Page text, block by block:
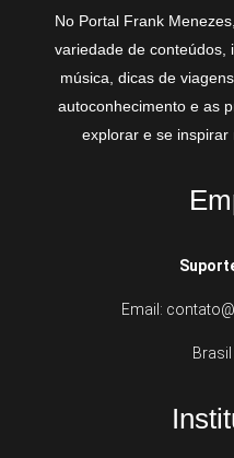
No Portal Frank
variedade de conteúdos,
música, dicas de
autoconhecimento e as
explorar e se inspirar
Email: